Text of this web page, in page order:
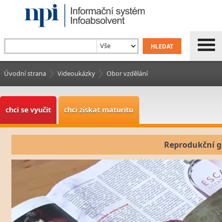
Úvodní strana Videoukázky Obor vzdělání
chci se vyučit chci získat maturitu
Reprodukční
Video